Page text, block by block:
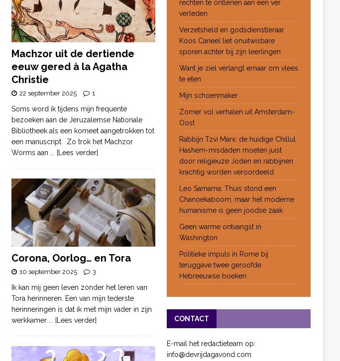
Machzor uit de dertiende
eeuw gered à la Agatha
Christie
22 september 2025 1
Soms word ik tijdens mijn frequente
bezoeken aan de Jeruzalemse Nationale
Bibliotheek als een komeet aangetrokken tot
een manuscript. Zo trok het Machzor
Worms aan ... [Lees verder]
Corona, Oorlog… en Tora
10 september 2025 3
Ik kan mij geen leven zonder het leren van
Tora herinneren. Een van mijn tederste
herinneringen is dat ik met mijn vader in zijn
werkkamer ... [Lees verder]
rechten te ontlenen aan een ver
verleden
Verzetsheld en godsdienstleraar
Koos Caneel liet onuitwisbare
sporen achter bij zijn leerlingen
Want je ziel verlangt ernaar om vlees
te eten
Mijn schoenmaker
Zomer vol verhalen uit Amsterdam-
Oost
Rabbijn Tzvi Marx: de huidige Chillul
Hashem-misdaden moeten juist
door religieuze Joden en rabbijnen
krachtig worden veroordeeld
Leo Samama: Thuis stond een
Chanoekaboom, maar het moderne
humanisme is geen joodse zaak
Geen warme ontvangst in
Washington
Politieke impuls in Rome bij
teruggave twee geroofde
Hebreeuwse boeken
CONTACT
E-mail het redactieteam op:
info@devrijdagavond.com